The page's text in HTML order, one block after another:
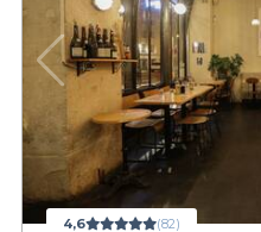
4,6 (82)